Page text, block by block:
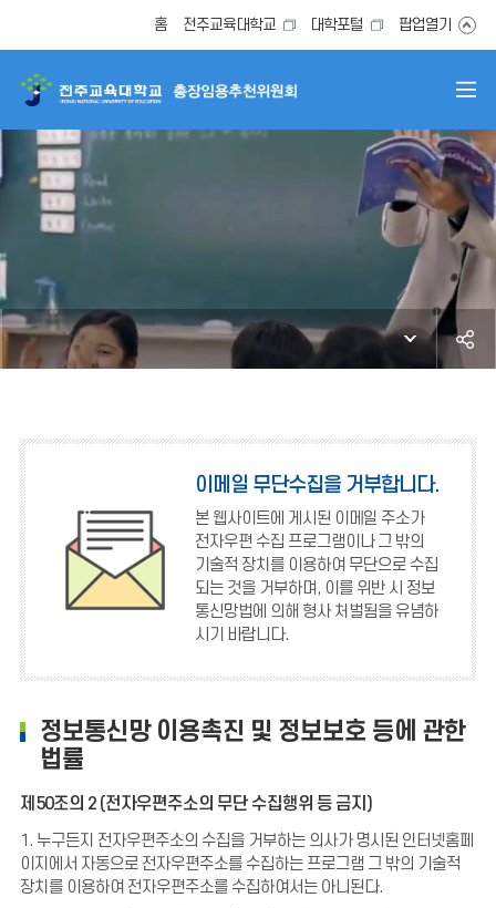
홈 전주교육대학교 대학포털 팝업열기
이메일 무단수집을 거부합니다.
본 웹사이트에 게시된 이메일 주소가
전자우편 수집 프로그램이나 그 밖의
기술적 장치를 이용하여 무단으로 수집
되는 것을 거부하며, 이를 위반 시 정보
통신망법에 의해 형사 처벌됨을 유념하
시기 바랍니다.
정보통신망 이용촉진 및 정보보호 등에 관한
법률
제50조의 2 (전자우편주소의 무단 수집행위 등 금지)
1. 누구든지 전자우편주소의 수집을 거부하는 의사가 명시된 인터넷홈페
이지에서 자동으로 전자우편주소를 수집하는 프로그램 그 밖의 기술적
장치를 이용하여 전자우편주소를 수집하여서는 아니된다.